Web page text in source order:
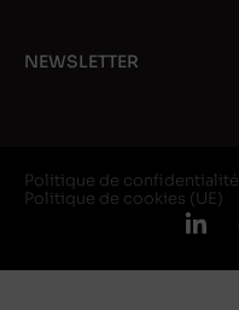
NEWSLETTER
Politique de confidentialité
Politique de cookies (UE)